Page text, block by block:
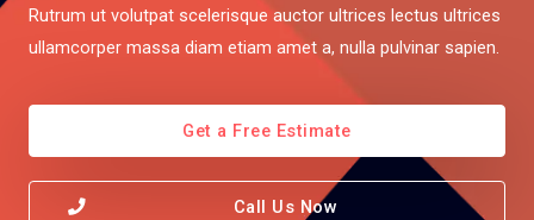
Rutrum ut volutpat scelerisque auctor ultrices lectus ultrices
ullamcorper massa diam etiam amet a, nulla pulvinar sapien.
Get a Free Estimate
Call Us Now